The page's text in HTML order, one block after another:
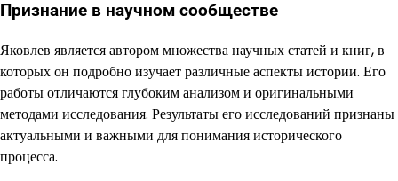
Признание в научном сообществе
Яковлев является автором множества научных статей и книг, в
которых он подробно изучает различные аспекты истории. Его
работы отличаются глубоким анализом и оригинальными
методами исследования. Результаты его исследований признаны
актуальными и важными для понимания исторического
процесса.